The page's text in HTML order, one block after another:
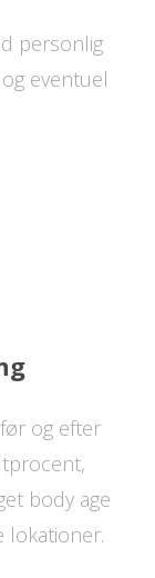
personlig
eventuel
og efter
body age
lokationer.